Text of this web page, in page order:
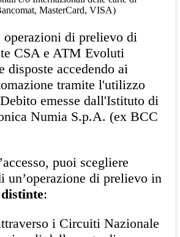
MasterCard, VISA)
operazioni di prelievo di
CSA e ATM Evoluti
disposte accedendo ai
tramite l'utilizzo
emesse dall'Istituto di
Numia S.p.A. (ex BCC
puoi scegliere
un’operazione di prelievo in
:
i Circuiti Nazionale